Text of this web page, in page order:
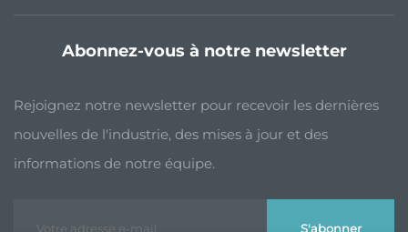
Abonnez-vous à notre newsletter
Rejoignez notre newsletter pour recevoir les dernières
nouvelles de l'industrie, des mises à jour et des
informations de notre équipe.
S'abonner